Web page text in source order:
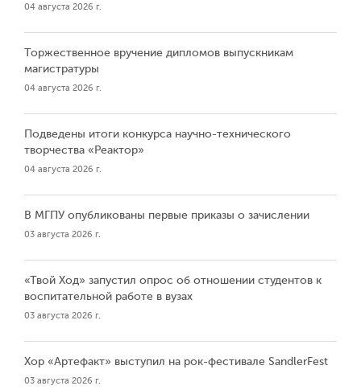
04 августа 2026 г.
Торжественное вручение дипломов выпускникам
магистратуры
04 августа 2026 г.
Подведены итоги конкурса научно-технического
творчества «Реактор»
04 августа 2026 г.
В МГПУ опубликованы первые приказы о зачислении
03 августа 2026 г.
«Твой Ход» запустил опрос об отношении студентов к
воспитательной работе в вузах
03 августа 2026 г.
Хор «Артефакт» выступил на рок-фестивале SandlerFest
03 августа 2026 г.